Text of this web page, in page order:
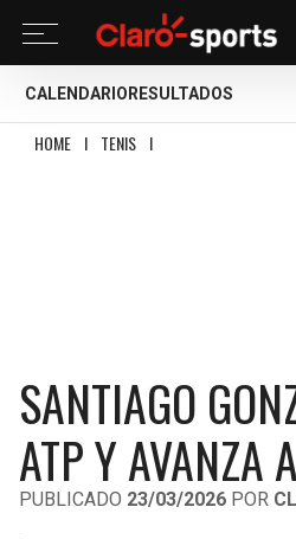
CALENDARIO RESULTADOS
HOME I TENIS I
SANTIAGO
ATP Y AVANZA
PUBLICADO 23/03/2026 POR